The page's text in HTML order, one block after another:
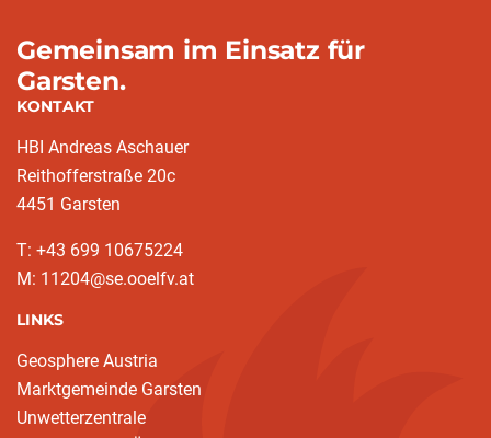
Gemeinsam im Einsatz für
Garsten.
KONTAKT
HBI Andreas Aschauer
Reithofferstraße 20c
4451 Garsten
T: ‭+43 699 10675224‬
M: 11204@se.ooelfv.at
LINKS
Geosphere Austria
Marktgemeinde Garsten
Unwetterzentrale